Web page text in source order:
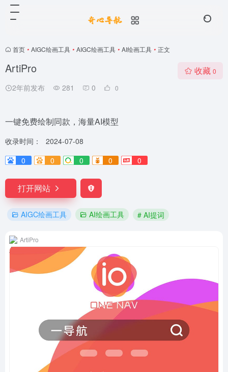
首页 • AIGC绘画工具 • AIGC绘画工具 • AI绘画工具 • 正文
ArtiPro
2年前发布 281 0 0
收藏 0
一键免费绘制同款，海量AI模型
收录时间：
2024-07-08
0
0 0 0 0
打开网站
AIGC绘画工具 AI绘画工具 # AI提词
ArtiPro